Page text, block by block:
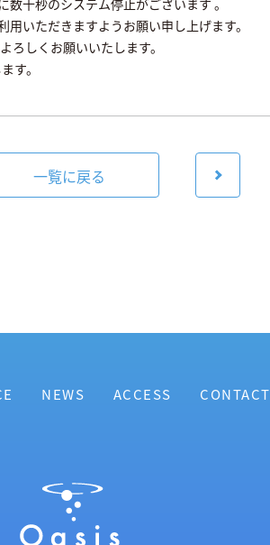
十秒のシステム停止がございます 。
いただきますようお願い申し上げます。
ろしくお願いいたします。
す。
一覧に戻る
NEWS ACCESS CONTACT